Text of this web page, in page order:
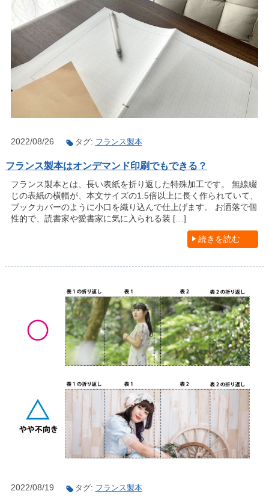
2022/08/26 タグ: フランス製本
フランス製本はオンデマンド印刷でもできる？
フランス製本とは、長い表紙を折り返した特殊加工です。 無線綴
じの表紙の横幅が、本文サイズの1.5倍以上に長く作られていて、
ブックカバーのように小口を織り込んで仕上げます。 お洒落で個
性的で、読書家や愛書家に気に入られる装 […]
続きを読む
2022/08/19 タグ: フランス製本